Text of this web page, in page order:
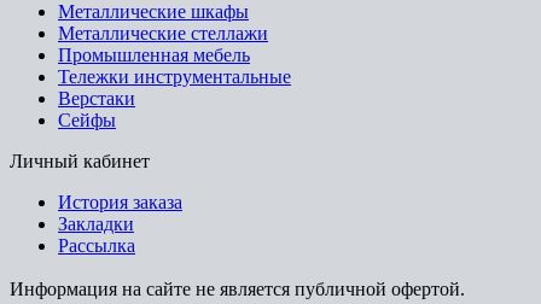
Металлические шкафы
Металлические стеллажи
Промышленная мебель
Тележки инструментальные
Верстаки
Сейфы
Личный кабинет
История заказа
Закладки
Рассылка
Информация на сайте не является публичной офертой.